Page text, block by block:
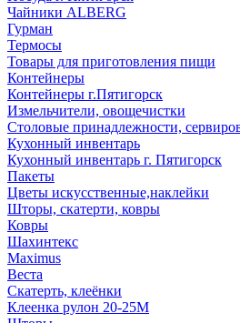
Чайники ALBERG
Гурман
Термосы
Товары для приготовления пищи
Контейнеры
Контейнеры г.Пятигорск
Измельчители, овощечистки
Столовые принадлежности,
Кухонный инвентарь
Кухонный инвентарь г. Пятигорск
Пакеты
Цветы искусственные,наклейки
Шторы, скатерти, ковры
Ковры
Шахинтекс
Maximus
Веста
Скатерть, клеёнки
Клеенка рулон 20-25М